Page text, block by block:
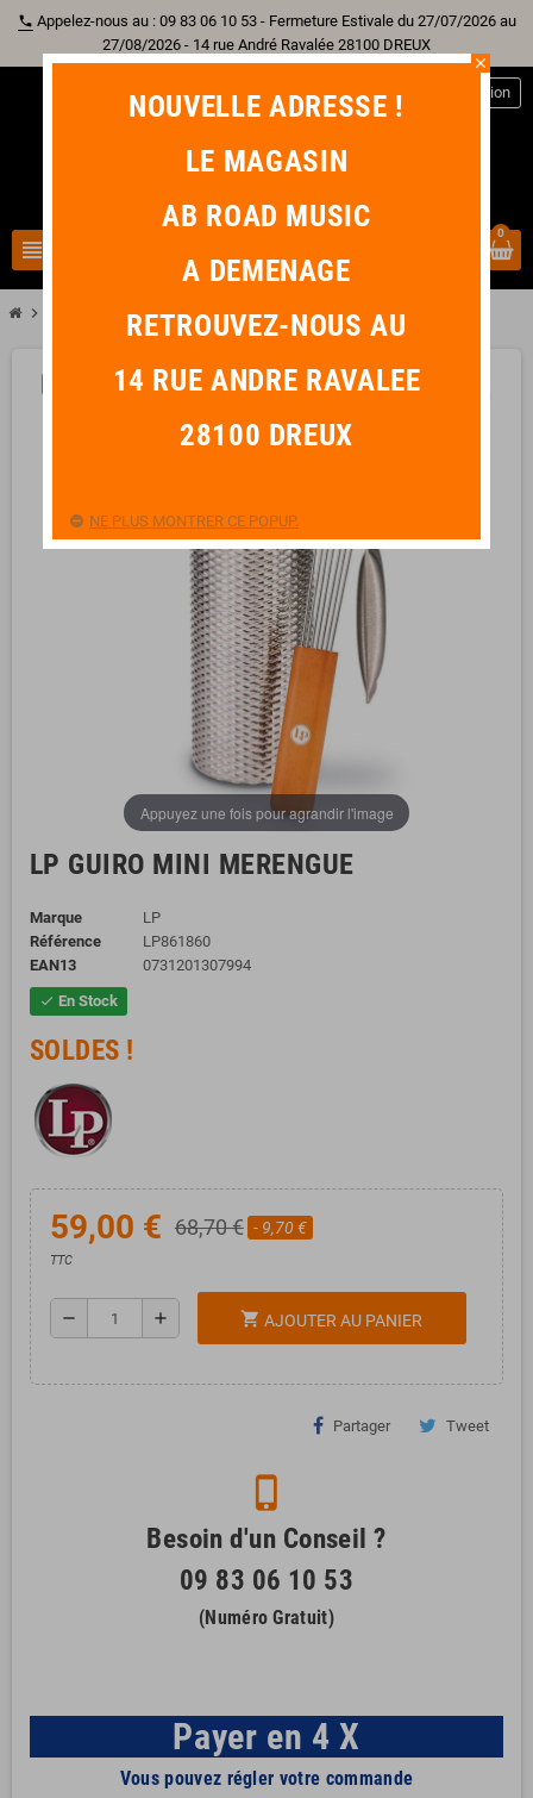
phone Appelez-nous au : 09 83 06 10 53 - Fermeture Estivale du 27/07/2026 au
27/08/2026 - 14 rue André Ravalée 28100 DREUX
view_headline
Connexion
0
chevron_right chevron_right Autre percussionchevron_right LP GUIRO MINI MERENGUE
Appuyez une fois pour agrandir l'image
-9,70 €
LP GUIRO MINI MERENGUE
Marque
LP
Référence
LP861860
EAN13
0731201307994
check En Stock
SOLDES !
59,00 € 68,70 € - 9,70 €
TTC
remove add shopping_cart AJOUTER AU PANIER
Partager Tweet
phone_iphone
Besoin d'un Conseil ?
09 83 06 10 53
(Numéro Gratuit)
Payer en 4 X
Vous pouvez régler votre commande
close
NOUVELLE ADRESSE !
LE MAGASIN
AB ROAD MUSIC
A DEMENAGE
RETROUVEZ-NOUS AU
14 RUE ANDRE RAVALEE
28100 DREUX
NE PLUS MONTRER CE POPUP.